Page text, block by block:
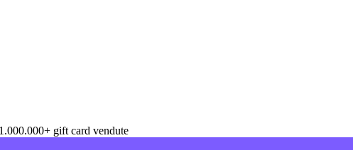
1.000.000+ gift card vendute